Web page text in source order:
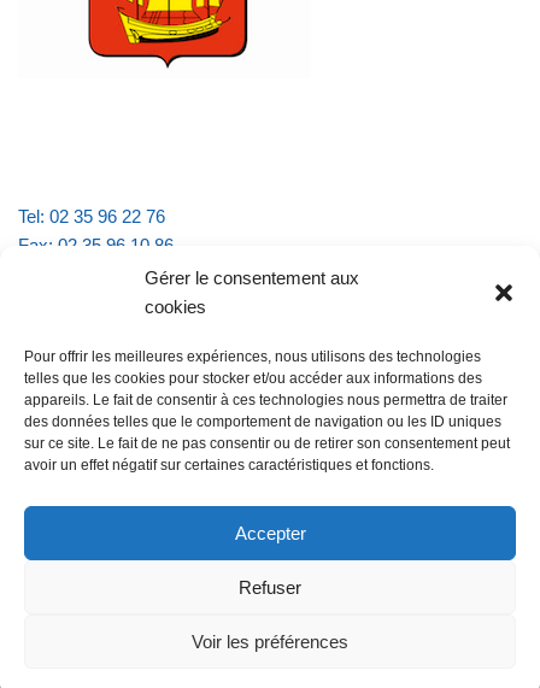
Gérer le consentement aux
cookies
Pour offrir les meilleures expériences, nous utilisons des technologies
telles que les cookies pour stocker et/ou accéder aux informations des
appareils. Le fait de consentir à ces technologies nous permettra de traiter
des données telles que le comportement de navigation ou les ID uniques
sur ce site. Le fait de ne pas consentir ou de retirer son consentement peut
avoir un effet négatif sur certaines caractéristiques et fonctions.
Accepter
Refuser
Voir les préférences
Tel: 02 35 96 22 76
Fax: 02 35 96 10 86
Email : mairie.vattevillelarue@wanadoo.fr
lundi et jeudi de 9h à 11h30
mardi et vendredi de 16h à 18h30
@Vatteville-la-rue mentions légales